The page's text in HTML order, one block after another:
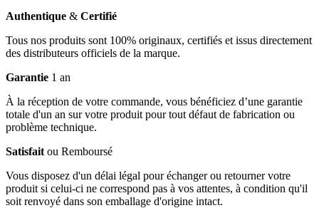
Authentique & Certifié
Tous nos produits sont 100% originaux, certifiés et issus directement
des distributeurs officiels de la marque.
Garantie 1 an
À la réception de votre commande, vous bénéficiez d’une garantie
totale d'un an sur votre produit pour tout défaut de fabrication ou
problème technique.
Satisfait ou Remboursé
Vous disposez d'un délai légal pour échanger ou retourner votre
produit si celui-ci ne correspond pas à vos attentes, à condition qu'il
soit renvoyé dans son emballage d'origine intact.